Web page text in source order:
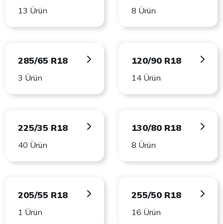
13 Ürün 8 Ürün
285/65 R18
3 Ürün
120/90 R18
14 Ürün
225/35 R18
40 Ürün
130/80 R18
8 Ürün
205/55 R18
1 Ürün
255/50 R18
16 Ürün